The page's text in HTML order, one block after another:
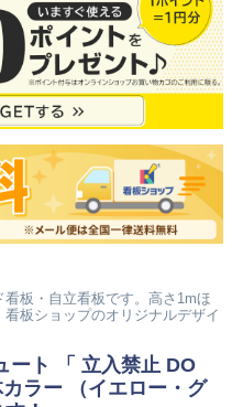
板・自立看板です。高さ1mほ
板ショップのオリジナルデザイ
ート 「 立入禁止 DO
ラー （イエロー・グ